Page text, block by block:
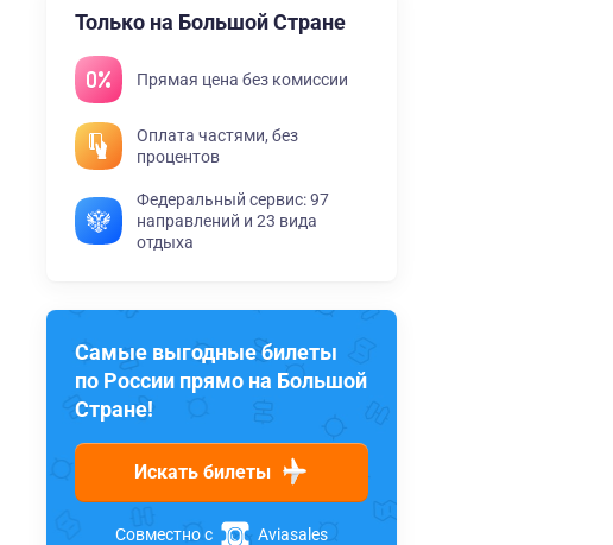
Только на Большой Стране
Прямая цена без комиссии
Оплата частями, без
процентов
Федеральный сервис: 97
направлений и 23 вида
отдыха
Самые выгодные билеты
по России прямо на Большой
Стране!
Искать билеты
Совместно с Aviasales